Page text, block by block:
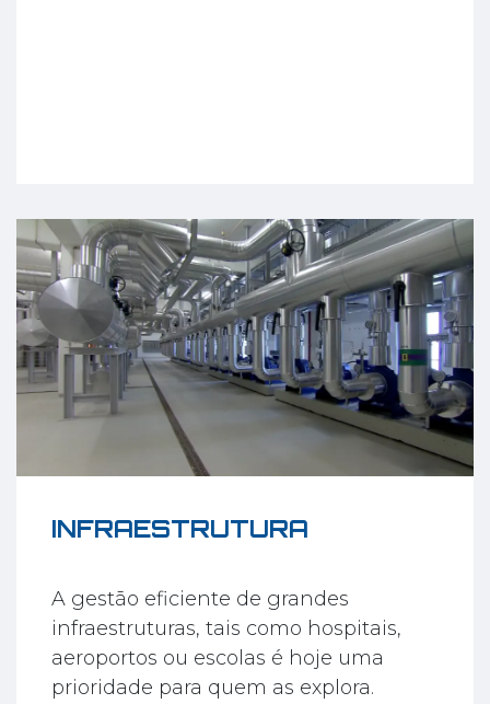
INFRAESTRUTURA
A gestão eficiente de grandes
infraestruturas, tais como hospitais,
aeroportos ou escolas é hoje uma
prioridade para quem as explora.